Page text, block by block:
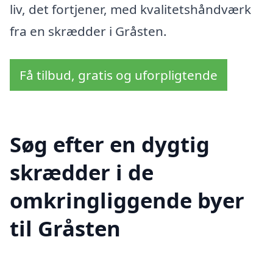
liv, det fortjener, med kvalitetshåndværk
fra en skrædder i Gråsten.
Få tilbud, gratis og uforpligtende
Søg efter en dygtig
skrædder i de
omkringliggende byer
til Gråsten